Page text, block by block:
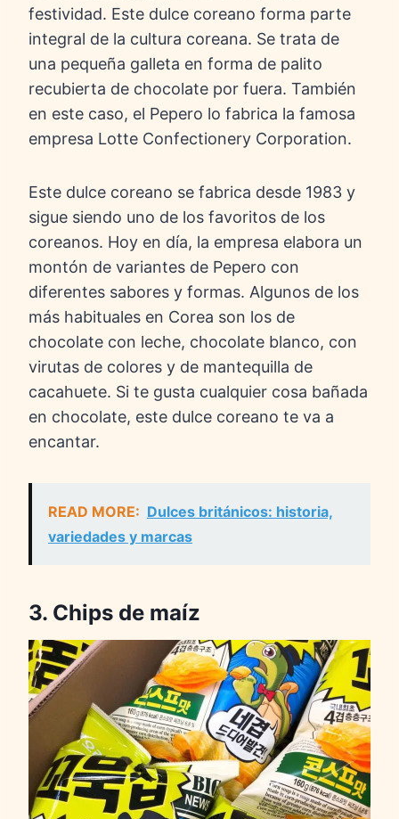
festividad. Este dulce coreano forma parte
integral de la cultura coreana. Se trata de
una pequeña galleta en forma de palito
recubierta de chocolate por fuera. También
en este caso, el Pepero lo fabrica la famosa
empresa Lotte Confectionery Corporation.
Este dulce coreano se fabrica desde 1983 y
sigue siendo uno de los favoritos de los
coreanos. Hoy en día, la empresa elabora un
montón de variantes de Pepero con
diferentes sabores y formas. Algunos de los
más habituales en Corea son los de
chocolate con leche, chocolate blanco, con
virutas de colores y de mantequilla de
cacahuete. Si te gusta cualquier cosa bañada
en chocolate, este dulce coreano te va a
encantar.
READ MORE: Dulces británicos: historia,
variedades y marcas
3. Chips de maíz